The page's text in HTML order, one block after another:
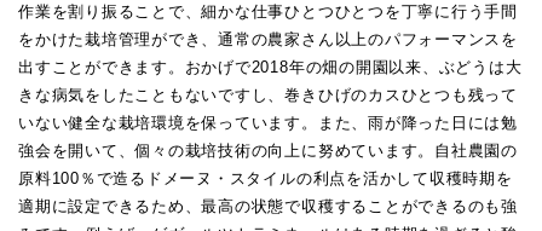
作業を割り振ることで、細かな仕事ひとつひとつを丁寧に行う手間
をかけた栽培管理ができ、通常の農家さん以上のパフォーマンスを
出すことができます。おかげで2018年の畑の開園以来、ぶどうは大
きな病気をしたこともないですし、巻きひげのカスひとつも残って
いない健全な栽培環境を保っています。また、雨が降った日には勉
強会を開いて、個々の栽培技術の向上に努めています。自社農園の
原料100％で造るドメーヌ・スタイルの利点を活かして収穫時期を
適期に設定できるため、最高の状態で収穫することができるのも強